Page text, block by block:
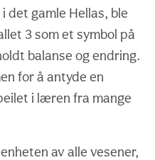
det gamle Hellas, ble
3 som et symbol på
balanse og endring.
for å antyde en
i læren fra mange
av alle vesener,